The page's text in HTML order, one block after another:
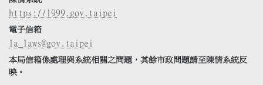
https://1999.gov.taipei
電子信箱
la_laws@gov.taipei
本局信箱係處理與系統相關之問題，其餘市政問題請至陳情系統反
映。